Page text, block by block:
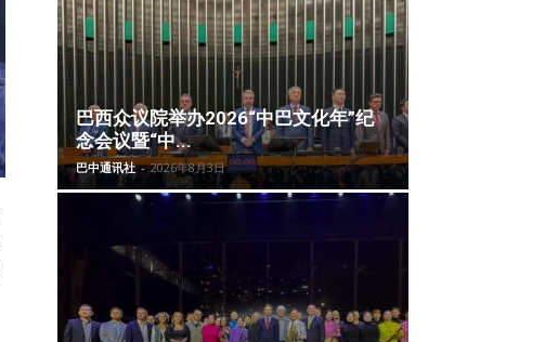
巴西众议院举办2026“中巴文化年”纪
念会议暨“中...
巴中通讯社 - 2026年8月3日